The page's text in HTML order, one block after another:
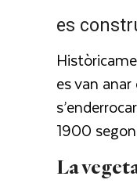
es
es van
1900
La